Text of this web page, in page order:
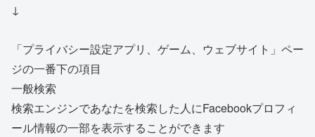
↓
「プライバシー設定アプリ、ゲーム、ウェブサイト」ペー
ジの一番下の項目
一般検索
検索エンジンであなたを検索した人にFacebookプロフィ
ール情報の一部を表示することができます